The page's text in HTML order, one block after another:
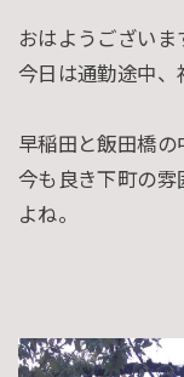
おはようございま
今日は通勤途中、
早稲田と飯田橋の
今も良き下町の雰
よね。